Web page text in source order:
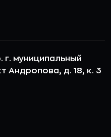
г. муниципальный
Андропова, д. 18, к. 3